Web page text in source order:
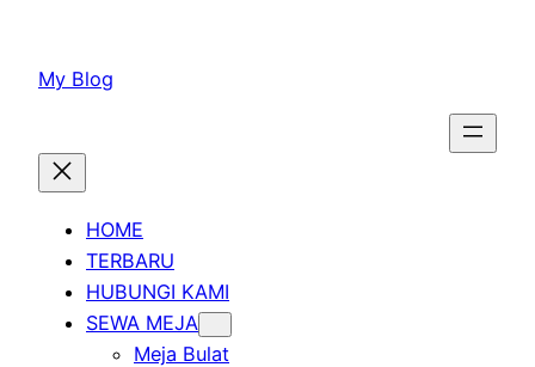
konten
My Blog
HOME
TERBARU
HUBUNGI KAMI
SEWA MEJA
Meja Bulat